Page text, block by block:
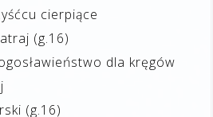
cierpiące
(g.16)
dla kręgów
(g.16)